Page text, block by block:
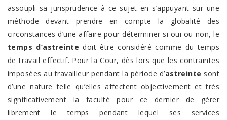
assoupli sa jurisprudence à ce sujet en s’appuyant sur une
méthode devant prendre en compte la globalité des
circonstances d’une affaire pour déterminer si oui ou non, le
temps d’astreinte doit être considéré comme du temps
de travail effectif. Pour la Cour, dès lors que les contraintes
imposées au travailleur pendant la période d’astreinte sont
d’une nature telle qu’elles affectent objectivement et très
significativement la faculté pour ce dernier de gérer
librement le temps pendant lequel ses services